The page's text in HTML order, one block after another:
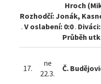
Hroch
Rozhodčí: Jonák,
. V oslabení: 0:0.
Průběh
17.
ne
22.3.
Č.